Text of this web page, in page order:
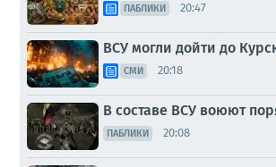
ПАБЛИКИ 20:47
ВСУ могли дойти до
СМИ 20:18
В составе ВСУ воюют
ПАБЛИКИ 20:08